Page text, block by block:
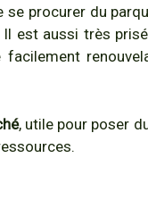
procurer du
est aussi très
, utile pour poser